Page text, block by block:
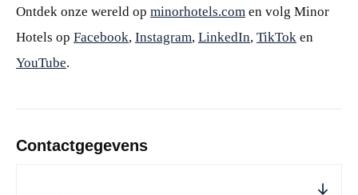
Ontdek onze wereld op minorhotels.com en volg Minor
Hotels op Facebook, Instagram, LinkedIn, TikTok en
YouTube.
Contactgegevens